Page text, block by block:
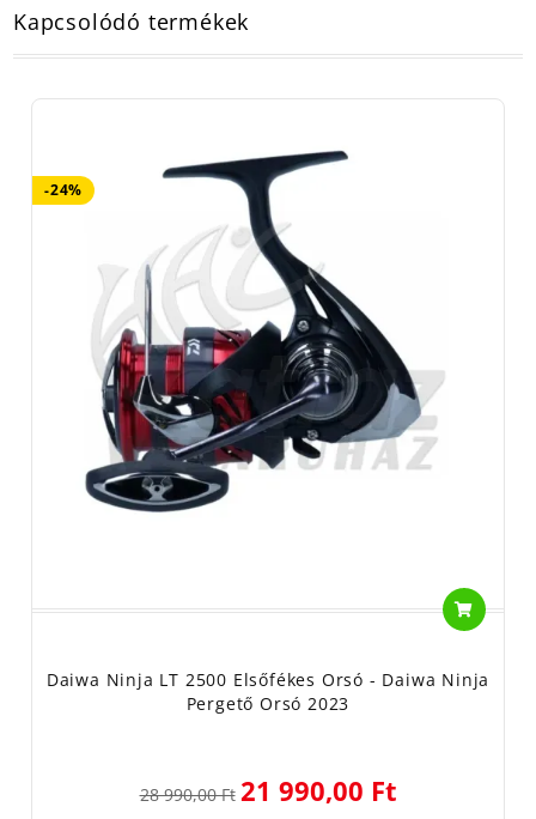
Kapcsolódó termékek
-24%
Daiwa Ninja LT 2500 Elsőfékes Orsó - Daiwa Ninja
Pergető Orsó 2023
28 990,00 Ft 21 990,00 Ft